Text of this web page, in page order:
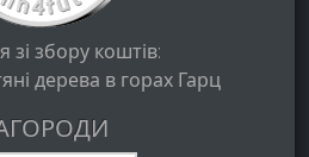
зі збору коштів:
дерева в горах Гарц